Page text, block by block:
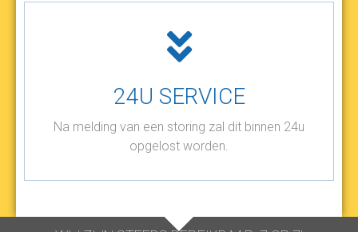
24U SERVICE
Na melding van een storing zal dit binnen 24u
opgelost worden.